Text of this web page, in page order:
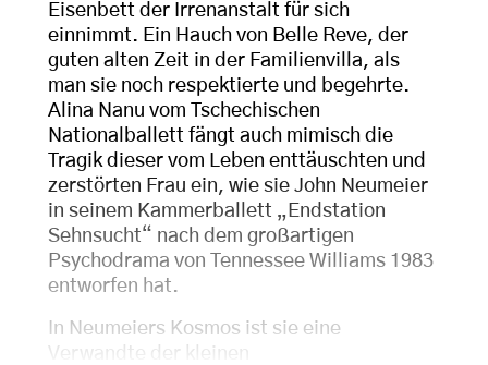
Eisenbett der Irrenanstalt für sich
einnimmt. Ein Hauch von Belle Reve, der
guten alten Zeit in der Familienvilla, als
man sie noch respektierte und begehrte.
Alina Nanu vom Tschechischen
Nationalballett fängt auch mimisch die
Tragik dieser vom Leben enttäuschten und
zerstörten Frau ein, wie sie John Neumeier
in seinem Kammerballett „Endstation
Sehnsucht“ nach dem großartigen
Psychodrama von Tennessee Williams 1983
entworfen hat.
In Neumeiers Kosmos ist sie eine
Verwandte der kleinen